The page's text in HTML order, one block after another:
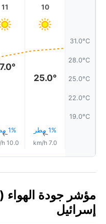
31.0°C
28.0°C
25.0°C
22.0°C
19.0°C
10
25.0°
1% مطر↑
7.0 km/h
11
1% مطر↑
10.0 km/h
إسرائيل